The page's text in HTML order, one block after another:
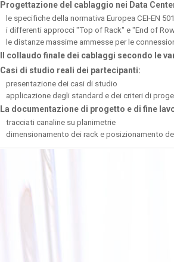
Progettazione del cablaggio nei Data
le specifiche della normativa Europea CEI-EN
i differenti approcci "Top of Rack" e "End of
le distanze massime ammesse per le
Il collaudo finale dei cablaggi secondo le
Casi di studio reali dei partecipanti:
presentazione dei casi di studio
applicazione degli standard e dei criteri di
La documentazione di progetto e di fine
tracciati canaline su planimetrie
dimensionamento dei rack e posizionamento